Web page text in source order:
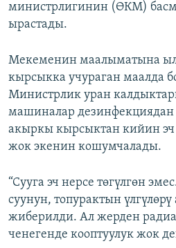
министрлигинин (ӨКМ)
ырастады.
Мекеменин маалыматына
кырсыкка учураган маалда
Министрлик уран
машиналар дезинфекциядан
акыркы кырсыктан кийин эч
жок экенин кошумчалады.
“Сууга эч нерсе төгүлгөн
суунун, топурактын
жиберилди. Ал жерден
ченегенде кооптуулук жок